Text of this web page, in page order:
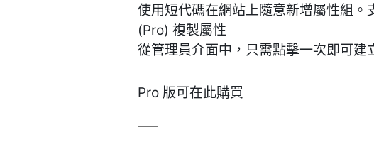
使用短代碼在網站上隨意新增屬性組
(Pro) 複製屬性
從管理員介面中，只需點擊一次即可
Pro 版可在此購買